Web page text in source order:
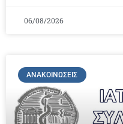
06/08/2026
ΑΝΑΚΟΙΝΏΣΕΙΣ